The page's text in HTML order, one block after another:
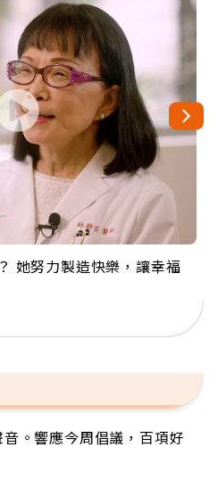
她努力製造快樂，讓幸福
台灣奉獻36年 「台灣是我
」
灣找快樂！「蛋黃哥小
萬爺奶：退休後才開始真
成為全球最年長羽球選
是「這個」
手阿伯拉小提琴還登上小
。響應今周倡議，百項好